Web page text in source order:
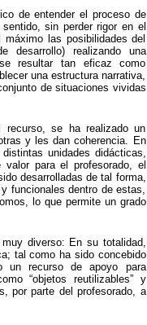
de entender el proceso de
sin perder rigor en el
las posibilidades del
desarrollo) realizando una
resultar tan eficaz como
una estructura narrativa,
de situaciones vividas
recurso, se ha realizado un
y les dan coherencia. En
unidades didácticas,
para el profesorado, el
desarrolladas de tal forma,
funcionales dentro de estas,
lo que permite un grado
diverso: En su totalidad,
tal como ha sido concebido
un recurso de apoyo para
“objetos reutilizables” y
por parte del profesorado, a